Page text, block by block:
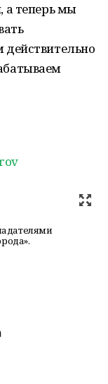
а теперь мы
действительно